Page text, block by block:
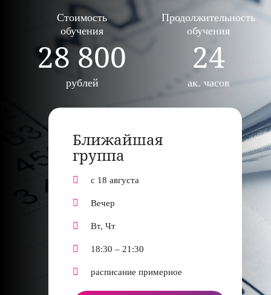
Стоимость
обучения
28 800
рублей
Продолжительность
обучения
24
ак. часов
Ближайшая
группа
с 18 августа
Вечер
Вт, Чт
18:30 – 21:30
расписание примерное